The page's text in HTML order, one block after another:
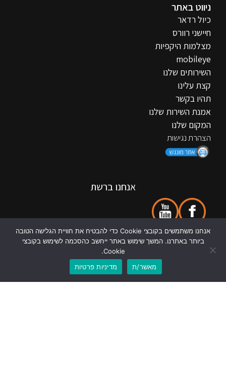
ניווט באתר
כיול רדאר
חיישני רוורס
מצלמות היקפיות
mobileye
השירותים שלנו
קצת עלינו
תהיו בקשר
אמנת השירות שלנו
המקום שלנו
הצהרת נגישות
אנחנו ברשת
להגיע אל מוסך א.רונגד
אנחנו משתמשים בקובצי Cookie כדי להבטיח את חוויית הגלישה הטובה
ביותר באתרנו. המשך שימוש באתר ייחשב כהסכמה לשימוש בקובצי
Cookie.
מאשר/ת
מדיניות פרטיות לוואטסאפ לשיחת טלפון